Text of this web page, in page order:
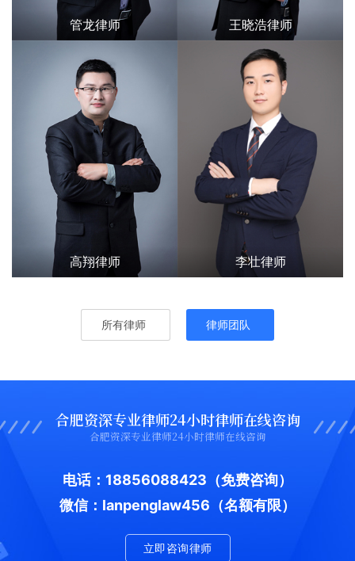
管龙律师 王晓浩律师
高翔律师 李壮律师
所有律师 律师团队
合肥资深专业律师24小时律师在线咨询
合肥资深专业律师24小时律师在线咨询
电话：18856088423 （免费咨询）
微信：lanpenglaw456（名额有限）
立即咨询律师